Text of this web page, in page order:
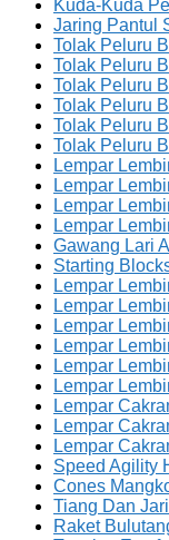
Kuda-Kuda
Jaring Pantul
Tolak Peluru
Tolak Peluru
Tolak Peluru
Tolak Peluru
Tolak Peluru
Tolak Peluru
Lempar
Lempar
Lempar
Lempar
Gawang Lari
Starting
Lempar
Lempar
Lempar
Lempar
Lempar
Lempar
Lempar
Lempar
Lempar
Speed Agility
Cones
Tiang Dan
Raket